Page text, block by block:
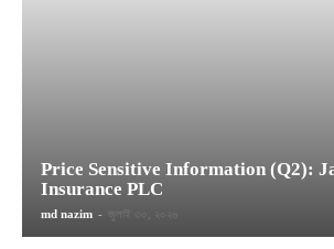
Price Sensitive Information (Q2):
Insurance PLC
md nazim -